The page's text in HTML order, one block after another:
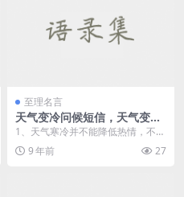
至理名言
天气变冷问候短信，天气变冷
祝福短信
1、天气寒冷并不能降低热情，不常
见面并不意味着忘记，当清晨一缕
阳光照耀大地，当黄...
9 年前 27